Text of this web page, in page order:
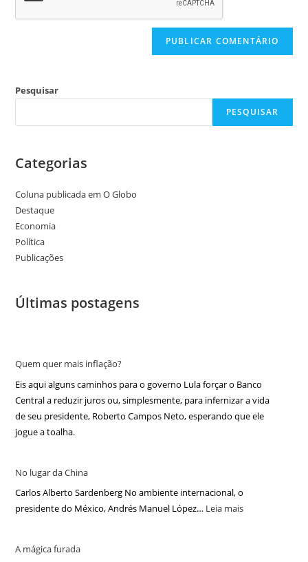
Pesquisar
PESQUISAR
Categorias
Coluna publicada em O Globo
Destaque
Economia
Política
Publicações
Últimas postagens
Quem quer mais inflação?
Eis aqui alguns caminhos para o governo Lula forçar o Banco
Central a reduzir juros ou, simplesmente, para infernizar a vida
de seu presidente, Roberto Campos Neto, esperando que ele
jogue a toalha.
No lugar da China
Carlos Alberto Sardenberg No ambiente internacional, o
presidente do México, Andrés Manuel López… Leia mais
A mágica furada